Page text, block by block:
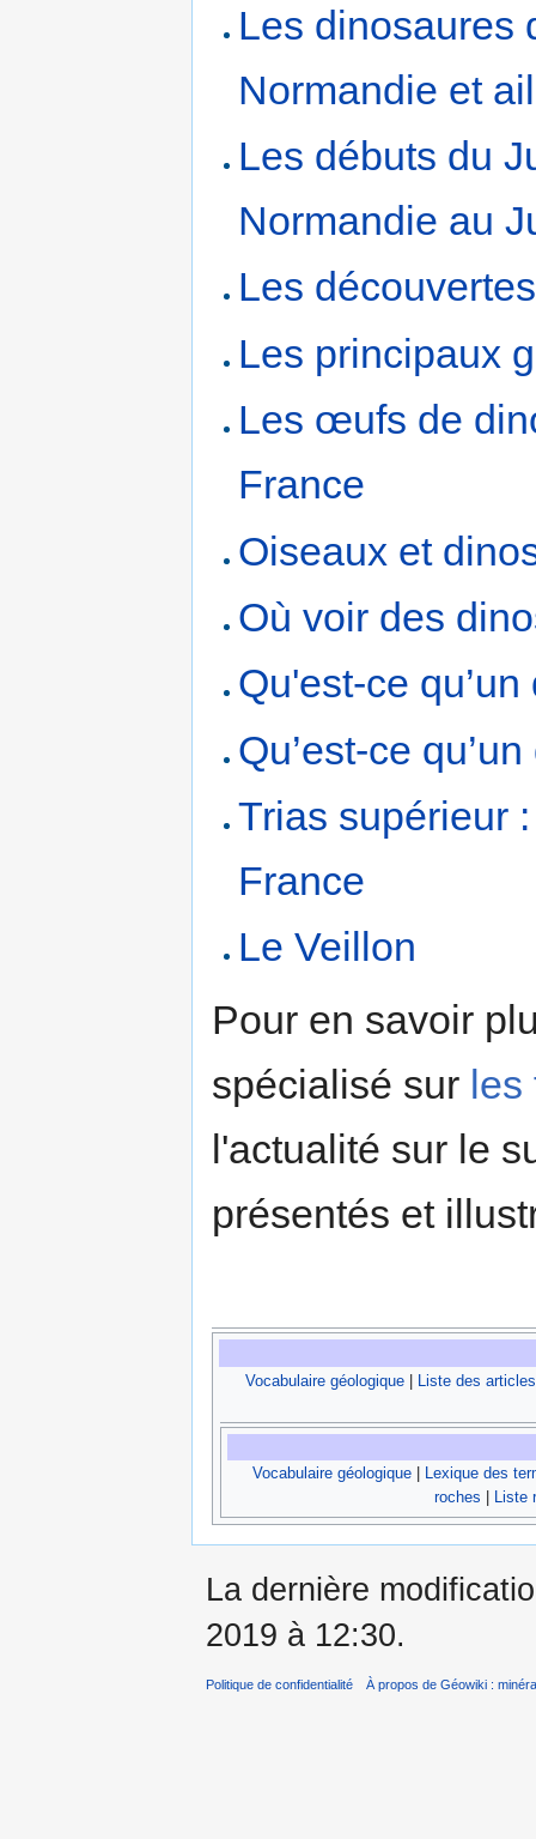
Les dinosaures
Normandie et
Les débuts du
Normandie au
Les
Les principaux
Les œufs de
France
Oiseaux et
Où voir des
Qu'est-ce
Qu’est-ce
Trias supérieur
France
Le Veillon
Pour en savoir
spécialisé sur
l'actualité sur le
présentés et
Vocabulaire géologique| Liste des
Vocabulaire géologique|
Lexique des
roches
La dernière
2019 à 12:30.
Politique de confidentialité À propos de Géowiki :